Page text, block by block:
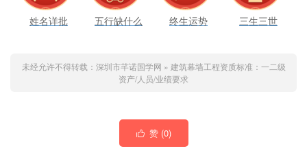
姓名详批 五行缺什么 终生运势 三生三世
未经允许不得转载： 深圳市芊诺国学网 » 建筑幕墙工程资质标准：一二级
资产/人员/业绩要求
 赞 (0)